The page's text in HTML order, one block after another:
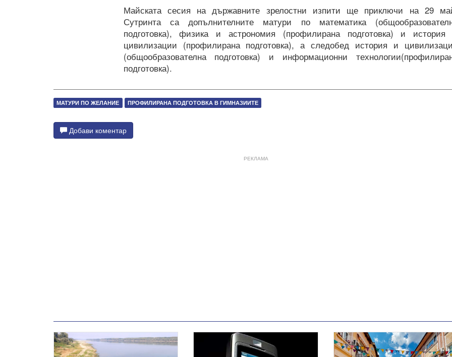
Майската сесия на държавните зрелостни изпити ще приключи на 29
Сутринта са допълнителните матури по математика
подготовка), физика и астрономия (профилирана подготовка) и история
цивилизации (профилирана подготовка), а следобед история и
(общообразователна подготовка) и информационни
подготовка).
МАТУРИ ПО ЖЕЛАНИЕ ПРОФИЛИРАНА ПОДГОТОВКА В ГИМНАЗИИТЕ
Добави коментар
РЕКЛАМА